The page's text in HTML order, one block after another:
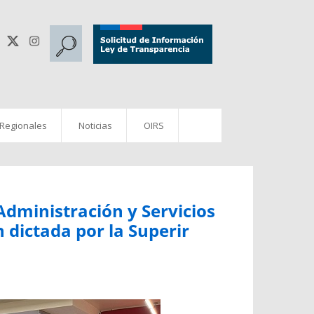
Noticias OIRS
y Servicios
dictada por la Superir